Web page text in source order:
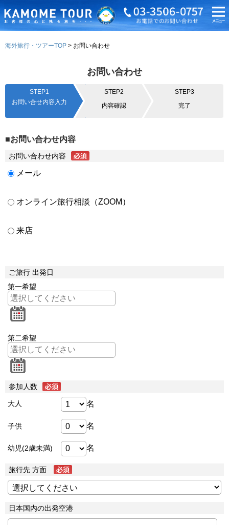
海外旅行・ツアーTOP お問い合わせ
お問い合わせ
STEP1
お問い合せ内容入力
STEP2
内容確認
STEP3
完了
■お問い合わせ内容
お問い合わせ内容
メール
オンライン旅行相談（ZOOM）
来店
ご旅行 出発日
第一希望
第二希望
参加人数
大人 名
子供 名
幼児(2歳未満) 名
旅行先 方面
日本国内の出発空港